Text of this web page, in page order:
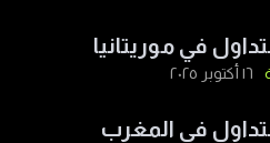
في موريتانيا
١٦ أكتوبر ٢٠٢٥
في المغرب